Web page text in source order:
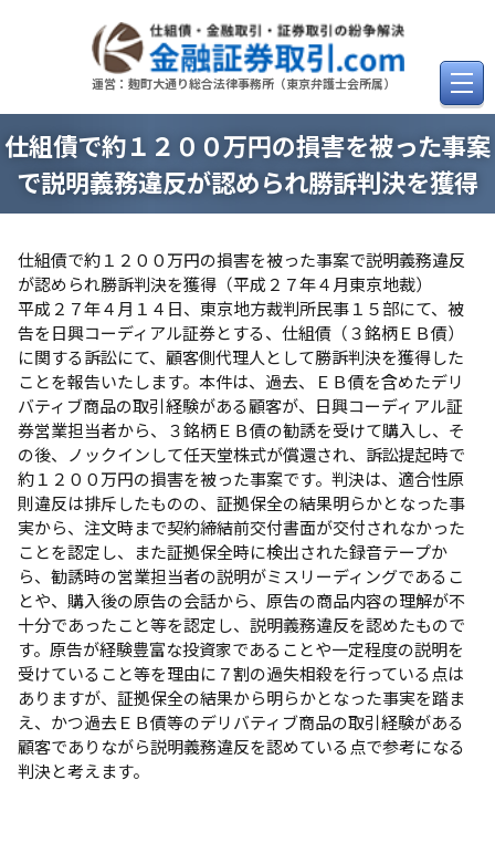
運営：麹町大通り総合法律事務所（東京弁護士会所属）
仕組債で約１２００万円の損害を被った事案
で説明義務違反が認められ勝訴判決を獲得
仕組債で約１２００万円の損害を被った事案で説明義務違反
が認められ勝訴判決を獲得（平成２７年４月東京地裁）
平成２７年４月１４日、東京地方裁判所民事１５部にて、被
告を日興コーディアル証券とする、仕組債（３銘柄ＥＢ債）
に関する訴訟にて、顧客側代理人として勝訴判決を獲得した
ことを報告いたします。本件は、過去、ＥＢ債を含めたデリ
バティブ商品の取引経験がある顧客が、日興コーディアル証
券営業担当者から、３銘柄ＥＢ債の勧誘を受けて購入し、そ
の後、ノックインして任天堂株式が償還され、訴訟提起時で
約１２００万円の損害を被った事案です。判決は、適合性原
則違反は排斥したものの、証拠保全の結果明らかとなった事
実から、注文時まで契約締結前交付書面が交付されなかった
ことを認定し、また証拠保全時に検出された録音テープか
ら、勧誘時の営業担当者の説明がミスリーディングであるこ
とや、購入後の原告の会話から、原告の商品内容の理解が不
十分であったこと等を認定し、説明義務違反を認めたもので
す。原告が経験豊富な投資家であることや一定程度の説明を
受けていること等を理由に７割の過失相殺を行っている点は
ありますが、証拠保全の結果から明らかとなった事実を踏ま
え、かつ過去ＥＢ債等のデリバティブ商品の取引経験がある
顧客でありながら説明義務違反を認めている点で参考になる
判決と考えます。